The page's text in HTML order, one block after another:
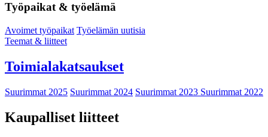
Työpaikat & työelämä
Avoimet työpaikat Työelämän uutisia
Teemat & liitteet
Toimialakatsaukset
Suurimmat 2025 Suurimmat 2024 Suurimmat 2023 Suurimmat 2022
Kaupalliset liitteet